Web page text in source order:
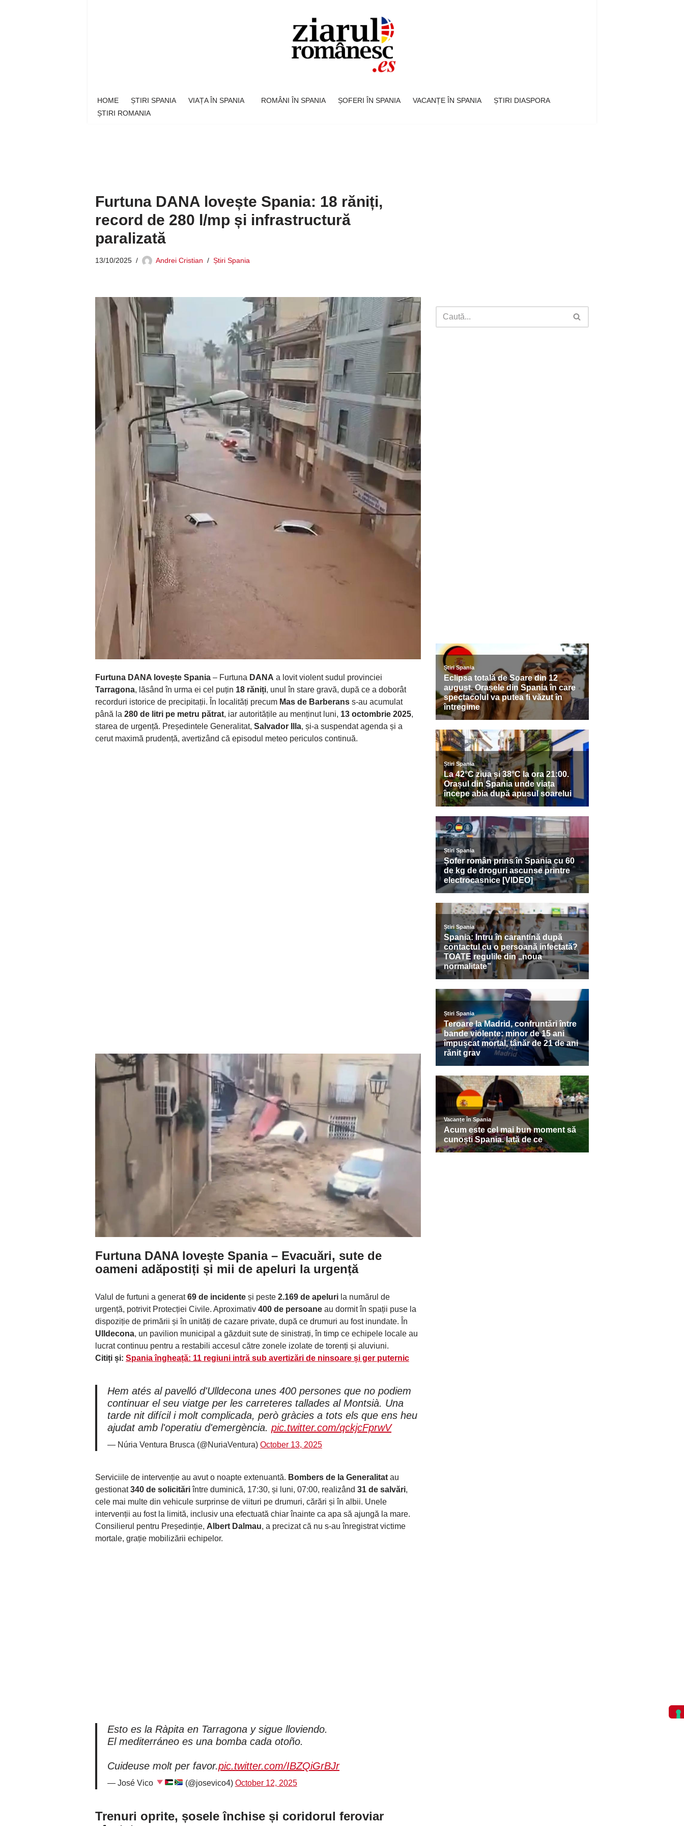
HOME ȘTIRI SPANIA VIAȚA ÎN SPANIA ROMÂNI ÎN SPANIA ȘOFERI ÎN SPANIA VACANȚE ÎN SPANIA
ȘTIRI DIASPORA
ȘTIRI ROMANIA
Furtuna DANA lovește Spania: 18 răniți,
record de 280 l/mp și infrastructură
paralizată
13/10/2025 Andrei Cristian Știri Spania
Furtuna DANA lovește Spania – Furtuna DANA a lovit violent sudul provinciei
Tarragona, lăsând în urma ei cel puțin 18 răniți, unul în stare gravă, după ce a doborât
recorduri istorice de precipitații. În localități precum Mas de Barberans s-au acumulat
până la 280 de litri pe metru pătrat, iar autoritățile au menținut luni, 13 octombrie 2025,
starea de urgență. Președintele Generalitat, Salvador Illa, și-a suspendat agenda și a
cerut maximă prudență, avertizând că episodul meteo periculos continuă.
Furtuna DANA lovește Spania– Evacuări, sute de
oameni adăpostiți și mii de apeluri la urgență
Valul de furtuni a generat69 de incidente și peste 2.169 de apeluri la numărul de
urgență, potrivit Protecției Civile. Aproximativ 400 de persoane au dormit în spații puse la
dispoziție de primării și în unități de cazare private, după ce drumuri au fost inundate. În
Ulldecona, un pavilion municipal a găzduit sute de sinistrați, în timp ce echipele locale au
lucrat continuu pentru a restabili accesul către zonele izolate de torenți și aluviuni.
Citiți și: Spania îngheață: 11 regiuni intră sub avertizări de ninsoare și ger puternic
Hem atés al pavelló d'Ulldecona unes 400 persones que no podiem
continuar el seu viatge per les carreteres tallades al Montsià. Una
tarde nit difícil i molt complicada, però gràcies a tots els que ens heu
ajudat amb l'operatiu d'emergència. pic.twitter.com/qckjcFprwV
— Núria Ventura Brusca (@NuriaVentura) October 13, 2025
Serviciile de intervenție au avut o noapte extenuantă. Bombers de la Generalitat au
gestionat340 de solicităriîntre duminică, 17:30, și luni, 07:00, realizând 31 de salvări,
cele mai multe din vehicule surprinse de viituri pe drumuri, cărări și în albii. Unele
intervenții au fost la limită, inclusiv una efectuată chiar înainte ca apa să ajungă la mare.
Consilierul pentru Președinție, Albert Dalmau, a precizat că nu s-au înregistrat victime
mortale, grație mobilizării echipelor.
Esto es la Ràpita en Tarragona y sigue lloviendo.
El mediterráneo es una bomba cada otoño.
Cuideuse molt per favor.pic.twitter.com/IBZQiGrBJr
— José Vico (@josevico4) October 12, 2025
Trenuri oprite, șosele închise și coridorul feroviar